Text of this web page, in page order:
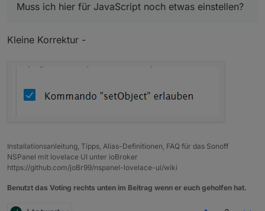
Muss ich hier für JavaScript noch etwas einstellen?
Kleine Korrektur -
Installationsanleitung, Tipps, Alias-Definitionen, FAQ für das Sonoff
NSPanel mit lovelace UI unter ioBroker
https://github.com/joBr99/nspanel-lovelace-ui/wiki
Benutzt das Voting rechts unten im Beitrag wenn er euch geholfen hat.